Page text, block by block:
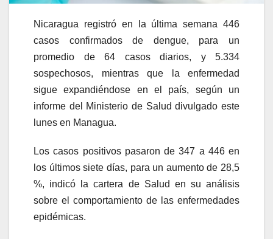
Nicaragua registró en la última semana 446
casos confirmados de dengue, para un
promedio de 64 casos diarios, y 5.334
sospechosos, mientras que la enfermedad
sigue expandiéndose en el país, según un
informe del Ministerio de Salud divulgado este
lunes en Managua.
Los casos positivos pasaron de 347 a 446 en
los últimos siete días, para un aumento de 28,5
%, indicó la cartera de Salud en su análisis
sobre el comportamiento de las enfermedades
epidémicas.